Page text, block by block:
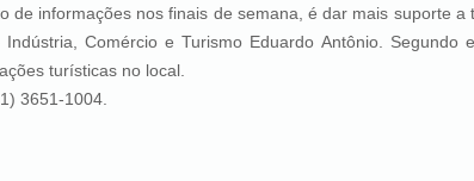
nos finais de semana, é dar mais suporte a
Comércio e Turismo Eduardo Antônio. Segundo
turísticas no local.
1004.